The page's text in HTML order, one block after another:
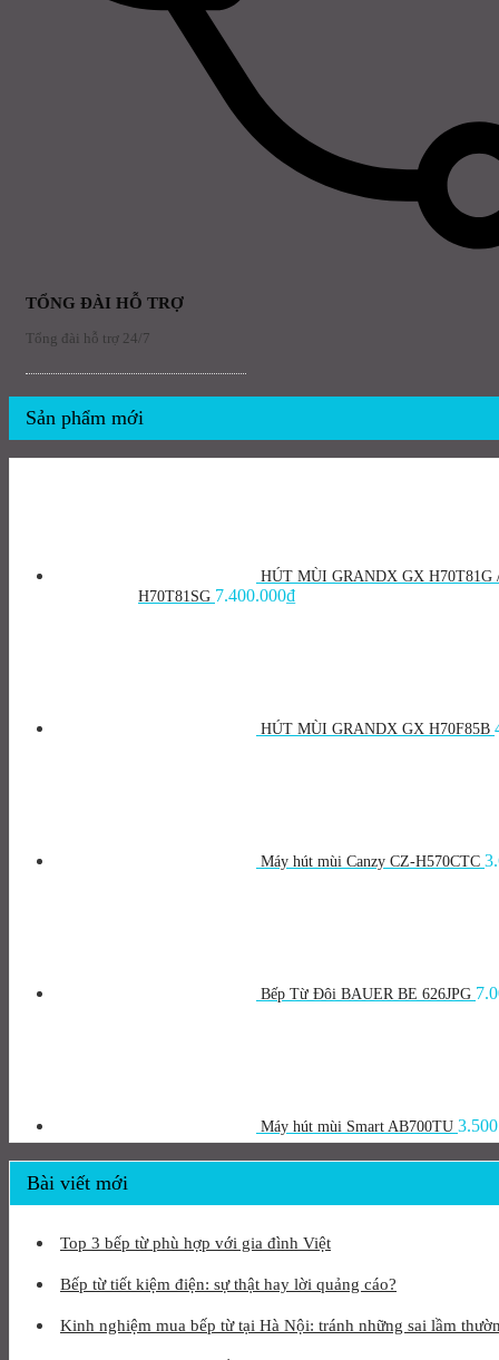
TỔNG ĐÀI HỖ TRỢ
Tổng đài hỗ trợ 24/7
Sản phẩm mới
HÚT MÙI GRANDX GX H70T81G
H70T81SG 7.400.000₫
HÚT MÙI GRANDX GX H70F85B
Máy hút mùi Canzy CZ-H570CTC
Bếp Từ Đôi BAUER BE 626JPG
Máy hút mùi Smart AB700TU
Bài viết mới
Top 3 bếp từ phù hợp với gia đình Việt
Bếp từ tiết kiệm điện: sự thật hay lời quảng cáo?
Kinh nghiệm mua bếp từ tại Hà Nội: tránh những sai lầm